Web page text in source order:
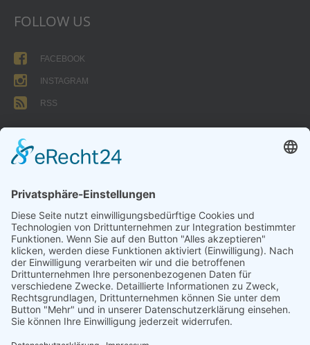
FOLLOW US
FACEBOOK
INSTAGRAM
RSS
FORMULARE
Abteilungsbeitrag aktive Spieler:
Jugendliche unter 18: 25 EUR
Erwachsene: 50 EUR
UMMELDEANTRAG
ÜBUNGSLEITERZUWENDUNGEN
INTERNE DOKUMENTE